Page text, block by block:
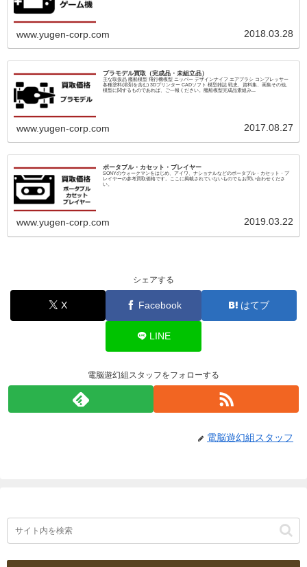
www.yugen-corp.com 2018.03.28
プラモデル買取（完成品・未組立品）
主な取扱品 艦船模型 飛行機模型 ニッパー デザインナイフ エアブラシ コンプレッサー
各種塗料(溶剤を含む) 3Dプリンター CADソフト 模型雑誌 戦史、資料集、画集その他、
模型に関するものであれば、ご一報ください。艦船模型完成品素組み...
www.yugen-corp.com 2017.08.27
ポータブル・カセット・プレイヤー
SONYのウォークマンをはじめ、アイワ、ナショナルなどのポータブル・カセット・プ
レイヤーの参考買取価格です。ここに掲載されていないものでもお問い合わせくださ
い。
www.yugen-corp.com 2019.03.22
シェアする
X Facebook はてブ
LINE
電脳遊幻組スタッフをフォローする
電脳遊幻組スタッフ